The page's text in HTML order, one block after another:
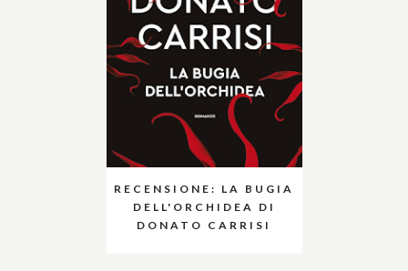
RECENSIONE: LA BUGIA
DELL'ORCHIDEA DI
DONATO CARRISI